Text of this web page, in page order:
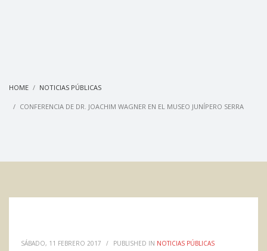
HOME NOTICIAS PÚBLICAS
CONFERENCIA DE DR. JOACHIM WAGNER EN EL MUSEO JUNÍPERO SERRA
SÁBADO, 11 FEBRERO 2017 / PUBLISHED IN NOTICIAS PÚBLICAS